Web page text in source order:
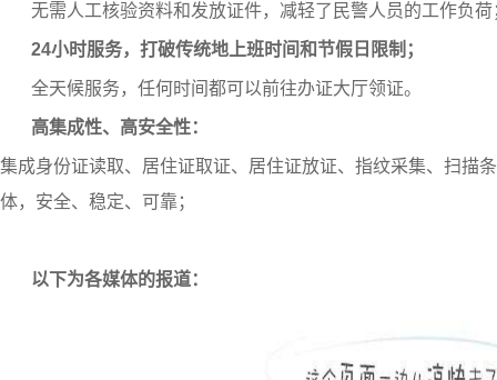
无需人工核验资料和发放证件， 减轻了民警人员的工作负荷
24小时服务， 打破传统地上班时间和节假日限制 ；
全天候服务，任何时间都可以前往办证大厅领证。
高集成性、高安全性：
集成身份证读取、居住证取证、居住证放证、指纹采集、扫描
体， 安全、 稳定、 可靠 ；
以下为各媒体的报道：